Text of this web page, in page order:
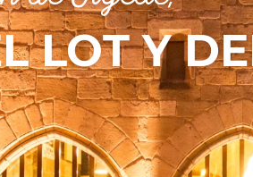
LOT Y